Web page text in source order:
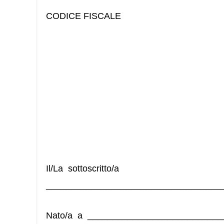
CODICE FISCALE
Il/La sottoscritto/a
Nato/a a